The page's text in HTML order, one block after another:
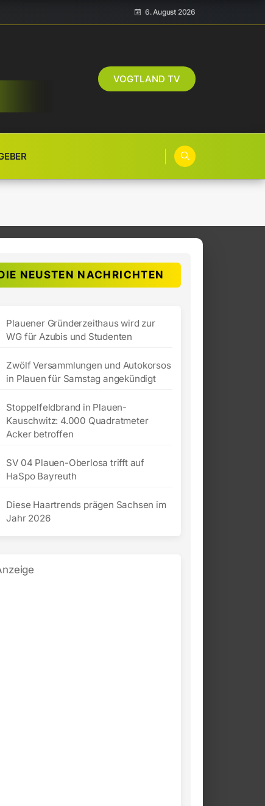
6. August 2026
VOGTLAND TV
NEUSTEN NACHRICHTEN
Plauener Gründerzeithaus wird zur
WG für Azubis und Studenten
Zwölf Versammlungen und Autokorsos
in Plauen für Samstag angekündigt
Stoppelfeldbrand in Plauen-
Kauschwitz: 4.000 Quadratmeter
Acker betroffen
SV 04 Plauen-Oberlosa trifft auf
HaSpo Bayreuth
Diese Haartrends prägen Sachsen im
Jahr 2026